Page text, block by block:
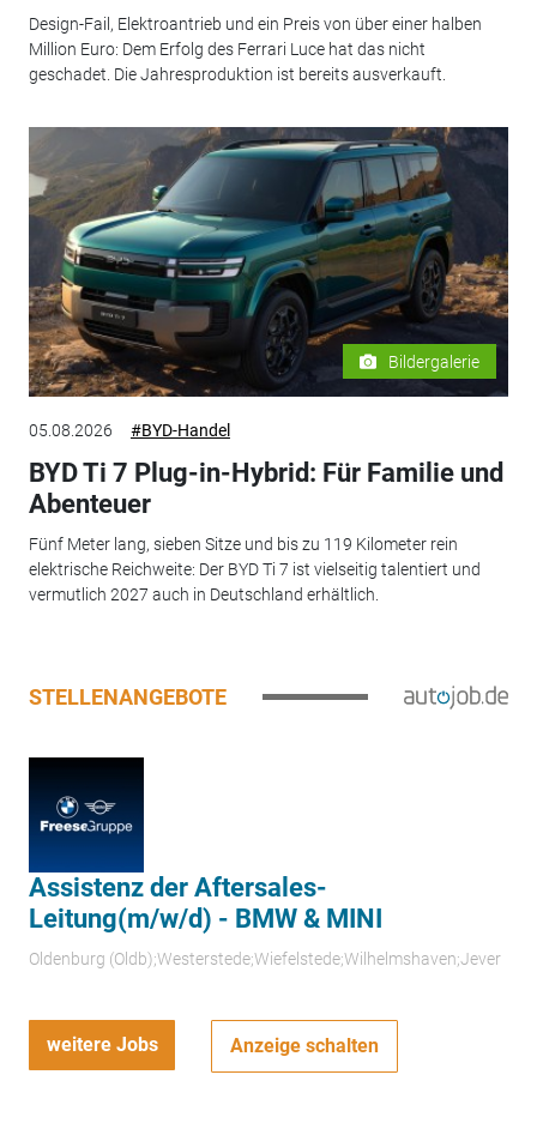
Design-Fail, Elektroantrieb und ein Preis von über einer halben
Million Euro: Dem Erfolg des Ferrari Luce hat das nicht
geschadet. Die Jahresproduktion ist bereits ausverkauft.
Bildergalerie
05.08.2026 #BYD-Handel
BYD Ti 7 Plug-in-Hybrid: Für Familie und
Abenteuer
Fünf Meter lang, sieben Sitze und bis zu 119 Kilometer rein
elektrische Reichweite: Der BYD Ti 7 ist vielseitig talentiert und
vermutlich 2027 auch in Deutschland erhältlich.
STELLENANGEBOTE
Assistenz der Aftersales-
Leitung(m/w/d) - BMW & MINI
Oldenburg (Oldb);Westerstede;Wiefelstede;Wilhelmshaven;Jever
weitere Jobs Anzeige schalten